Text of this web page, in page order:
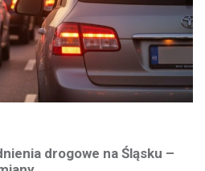
drogowe na Śląsku –